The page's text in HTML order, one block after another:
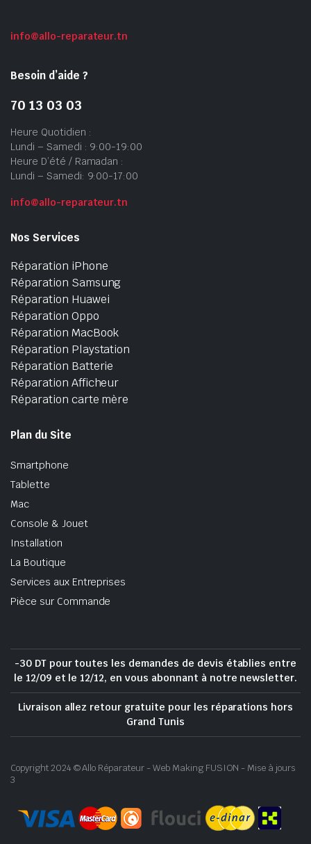
info@allo-reparateur.tn
Besoin d’aide ?
70 13 03 03
Heure Quotidien :
Lundi – Samedi : 9:00-19:00
Heure D’été / Ramadan :
Lundi – Samedi: 9:00-17:00
info@allo-reparateur.tn
Nos Services
Réparation iPhone
Réparation Samsung
Réparation Huawei
Réparation Oppo
Réparation MacBook
Réparation Playstation
Réparation Batterie
Réparation Afficheur
Réparation carte mère
Plan du Site
Smartphone
Tablette
Mac
Console & Jouet
Installation
La Boutique
Services aux Entreprises
Pièce sur Commande
-30 DT pour toutes les demandes de devis établies entre
le 12/09 et le 12/12, en vous abonnant à notre newsletter.
Livraison allez retour gratuite pour les réparations hors
Grand Tunis
Copyright 2024 © Allo Réparateur - Web Making FUSION - Mise à jours
3